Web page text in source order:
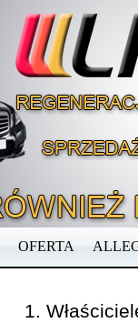
OFERTA
1.